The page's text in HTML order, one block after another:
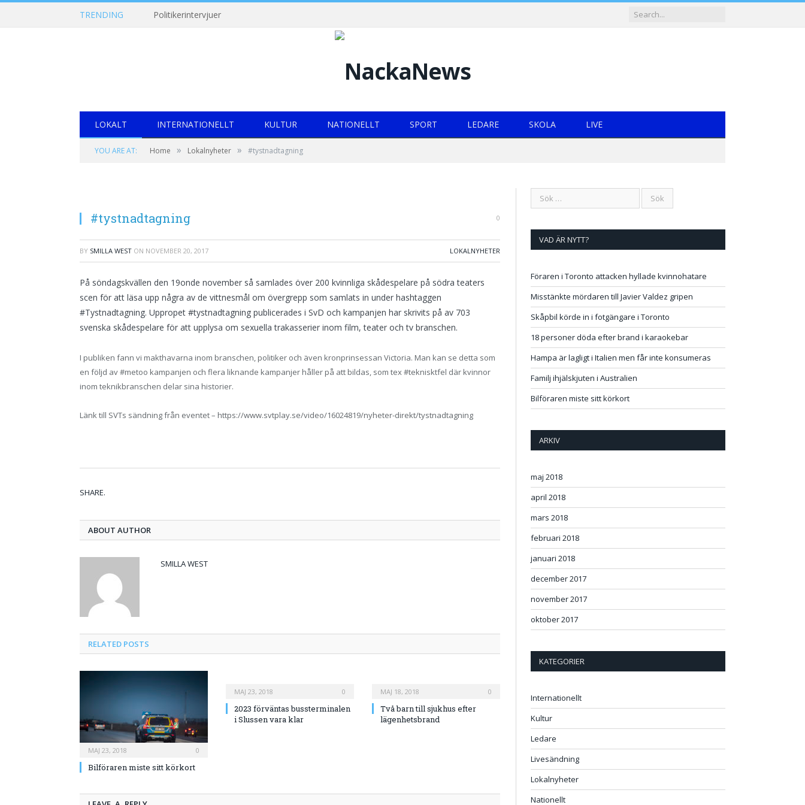
TRENDING Politikerintervjuer
LOKALT INTERNATIONELLT KULTUR NATIONELLT SPORT LEDARE SKOLA LIVE
YOU ARE AT: Home » Lokalnyheter » #tystnadtagning
#tystnadtagning 0
BY SMILLA WEST ON NOVEMBER 20, 2017 LOKALNYHETER
På söndagskvällen den 19onde november så samlades över 200 kvinnliga skådespelare på södra teaters
scen för att läsa upp några av de vittnesmål om övergrepp som samlats in under hashtaggen
#Tystnadtagning. Uppropet #tystnadtagning publicerades i SvD och kampanjen har skrivits på av 703
svenska skådespelare för att upplysa om sexuella trakasserier inom film, teater och tv branschen.
I publiken fann vi makthavarna inom branschen, politiker och även kronprinsessan Victoria. Man kan se detta som
en följd av #metoo kampanjen och flera liknande kampanjer håller på att bildas, som tex #teknisktfel där kvinnor
inom teknikbranschen delar sina historier.
Länk till SVTs sändning från eventet – https://www.svtplay.se/video/16024819/nyheter-direkt/tystnadtagning
SHARE. Twitter
Facebook
Google+
Pinterest
LinkedIn
Tumblr
ABOUT AUTHOR
SMILLA WEST
RELATED POSTS
MAJ 23, 2018 0
Bilföraren miste sitt körkort
MAJ 23, 2018 0
2023 förväntas bussterminalen
i Slussen vara klar
MAJ 18, 2018 0
Två barn till sjukhus efter
lägenhetsbrand
VAD ÄR NYTT?
Föraren i Toronto attacken hyllade kvinnohatare
Misstänkte mördaren till Javier Valdez gripen
Skåpbil körde in i fotgängare i Toronto
18 personer döda efter brand i karaokebar
Hampa är lagligt i Italien men får inte konsumeras
Familj ihjälskjuten i Australien
Bilföraren miste sitt körkort
ARKIV
maj 2018
april 2018
mars 2018
februari 2018
januari 2018
december 2017
november 2017
oktober 2017
KATEGORIER
Internationellt
Kultur
Ledare
Livesändning
Lokalnyheter
Nationellt